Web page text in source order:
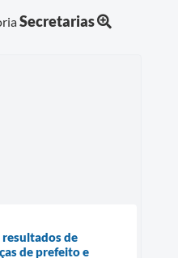
Secretarias
resultados de
de prefeito e